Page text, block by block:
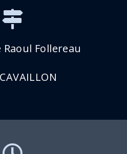
Raoul Follereau